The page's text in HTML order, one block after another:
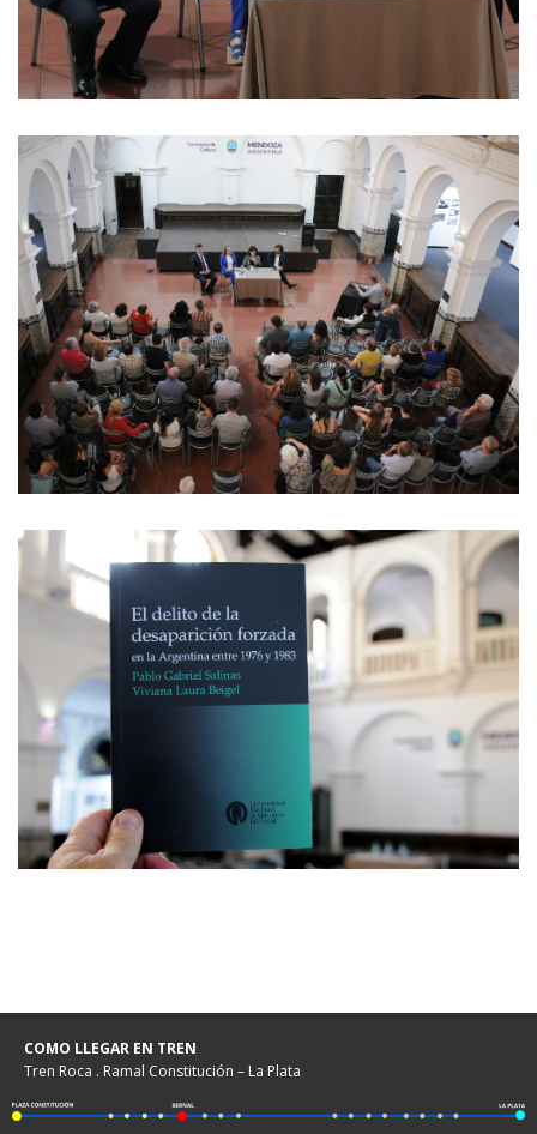
COMO LLEGAR EN TREN
Tren Roca . Ramal Constitución – La Plata